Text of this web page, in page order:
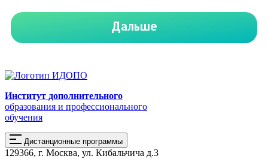
Институт дополнительного
образования и профессионального
обучения
Дистанционные программы
129366, г. Москва, ул. Кибальчича д.3